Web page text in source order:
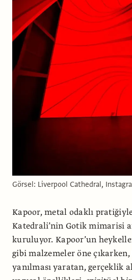
Görsel: Liverpool Cathedral,
Kapoor, metal odaklı
Katedrali’nin Gotik mimarisi
kuruluyor. Kapoor’un
gibi malzemeler öne
yanılması yaratan, gerçeklik